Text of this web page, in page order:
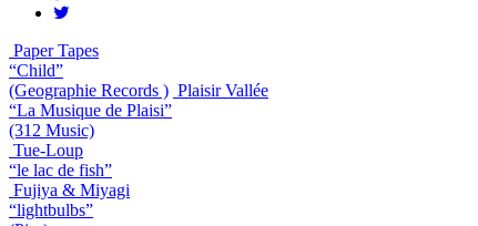
Paper Tapes
“Child”
(Geographie Records ) Plaisir Vallée
“La Musique de Plaisi”
(312 Music)
Tue-Loup
“le lac de fish”
Fujiya & Miyagi
“lightbulbs”